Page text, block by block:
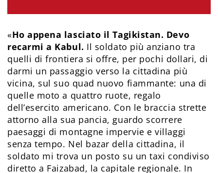
«Ho appena lasciato il Tagikistan. Devo
recarmi a Kabul. Il soldato più anziano tra
quelli di frontiera si offre, per pochi dollari, di
darmi un passaggio verso la cittadina più
vicina, sul suo quad nuovo fiammante: una di
quelle moto a quattro ruote, regalo
dell’esercito americano. Con le braccia strette
attorno alla sua pancia, guardo scorrere
paesaggi di montagne impervie e villaggi
senza tempo. Nel bazar della cittadina, il
soldato mi trova un posto su un taxi condiviso
diretto a Faizabad, la capitale regionale. In